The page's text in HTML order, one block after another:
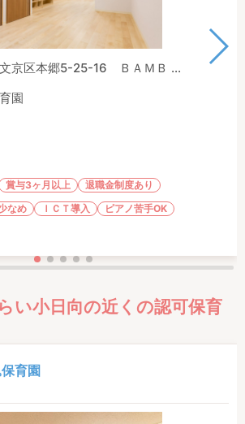
京区本郷5-25-16 ＢＡＭＢ ...
園
賞与3ヶ月以上
退職金制度あり
なめ ＩＣＴ導入
ピアノ苦手OK
い小日向の近くの認可保育
育園